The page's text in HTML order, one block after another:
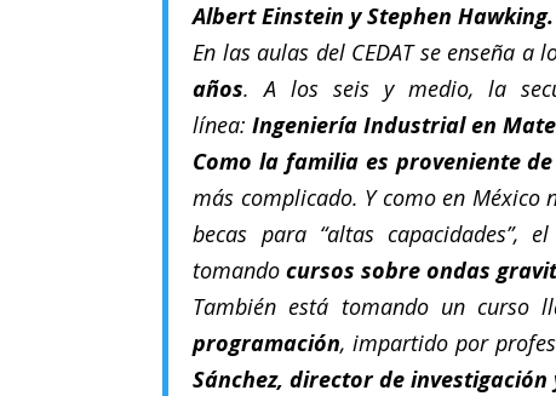
Albert Einstein y Stephen Hawking.
En las aulas del CEDAT se enseña a
años. A los seis y medio, la
línea:Ingeniería Industrial en
Como la familia es proveniente
más complicado. Y como en México
becas para “altas
tomandocursos sobre ondas
También está tomando un curso
programación, impartido por
Sánchez, director de